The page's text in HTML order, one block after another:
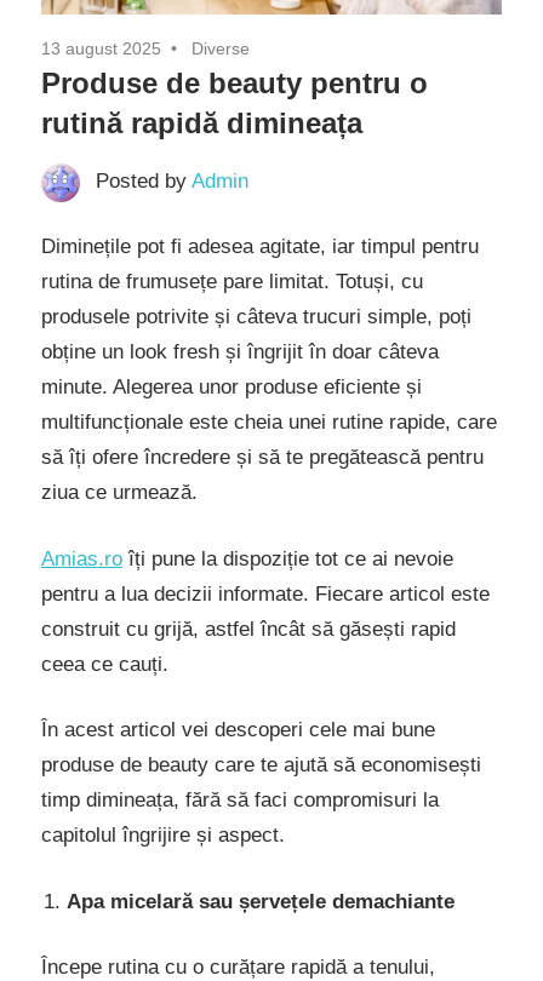
13 august 2025 Diverse
Produse de beauty pentru o
rutină rapidă dimineața
Posted by Admin
Diminețile pot fi adesea agitate, iar timpul pentru
rutina de frumusețe pare limitat. Totuși, cu
produsele potrivite și câteva trucuri simple, poți
obține un look fresh și îngrijit în doar câteva
minute. Alegerea unor produse eficiente și
multifuncționale este cheia unei rutine rapide, care
să îți ofere încredere și să te pregătească pentru
ziua ce urmează.
Amias.ro îți pune la dispoziție tot ce ai nevoie
pentru a lua decizii informate. Fiecare articol este
construit cu grijă, astfel încât să găsești rapid
ceea ce cauți.
În acest articol vei descoperi cele mai bune
produse de beauty care te ajută să economisești
timp dimineața, fără să faci compromisuri la
capitolul îngrijire și aspect.
Apa micelară sau șervețele demachiante
Începe rutina cu o curățare rapidă a tenului,